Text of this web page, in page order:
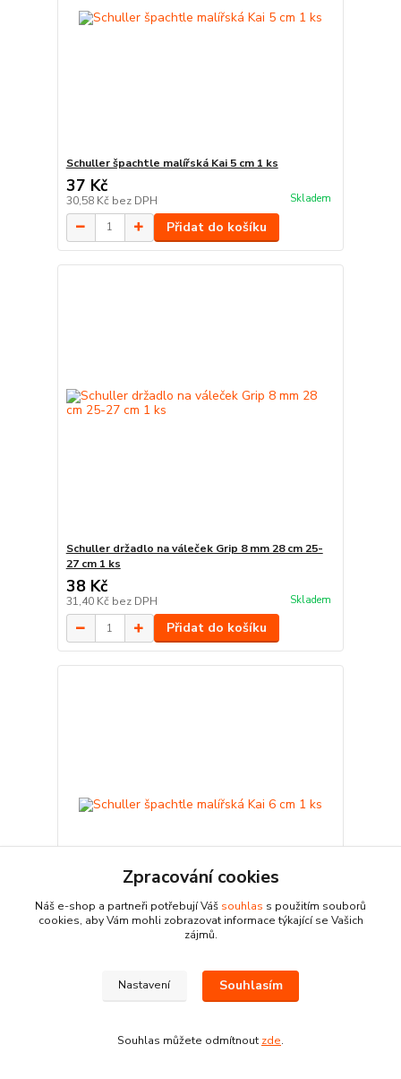
Schuller špachtle malířská Kai 5 cm 1 ks
37 Kč
30,58 Kč bez DPH Skladem
Přidat do košíku
Schuller držadlo na váleček Grip 8 mm 28 cm 25-
27 cm 1 ks
38 Kč
31,40 Kč bez DPH Skladem
Přidat do košíku
bez DPH
Zpracování cookies
Náš e-shop a partneři potřebují Váš souhlas s použitím souborů
cookies, aby Vám mohli zobrazovat informace týkající se Vašich
zájmů.
Nastavení Souhlasím
Souhlas můžete odmítnout zde.